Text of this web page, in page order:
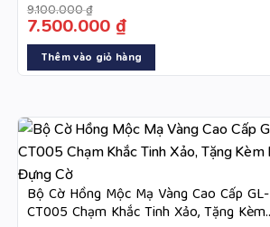
9.100.000₫
7.500.000 ₫
Thêm vào giỏ hàng
Bộ Cờ Hồng Mộc Mạ Vàng Cao Cấp GL-
CT005 Chạm Khắc Tinh Xảo, Tặng Kèm